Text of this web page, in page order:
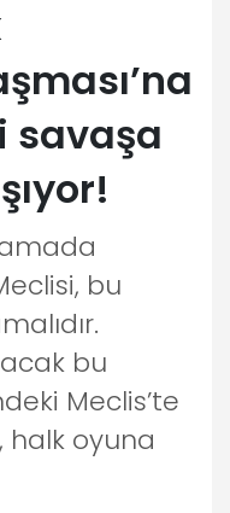
savaşa
bu
bu
Meclis’te
halk oyuna